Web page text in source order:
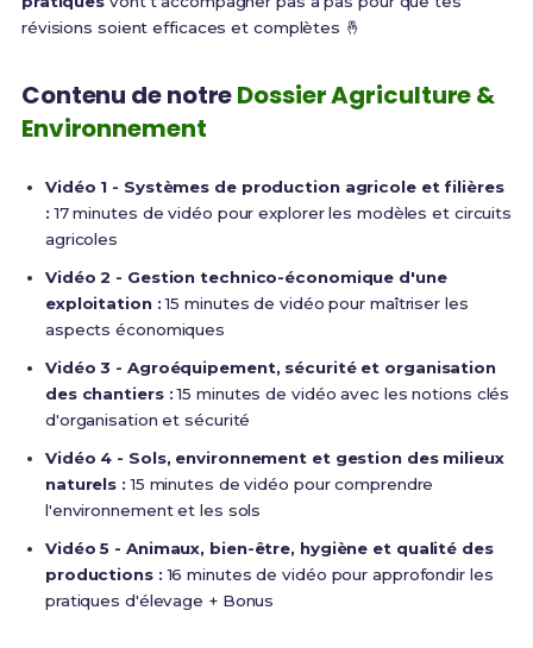
révisions soient efficaces et complètes 🤞
Contenu de notreDossier Agriculture &
Environnement
Vidéo 1 - Systèmes de production agricole et filières
: 17 minutes de vidéo pour explorer les modèles et circuits
agricoles
Vidéo 2 - Gestion technico-économique d'une
exploitation :15 minutes de vidéo pour maîtriser les
aspects économiques
Vidéo 3 - Agroéquipement, sécurité et organisation
des chantiers :15 minutes de vidéo avec les notions clés
d'organisation et sécurité
Vidéo 4 - Sols, environnement et gestion des milieux
naturels : 15 minutes de vidéo pour comprendre
l'environnement et les sols
Vidéo 5 - Animaux, bien-être, hygiène et qualité des
productions : 16 minutes de vidéo pour approfondir les
pratiques d'élevage + Bonus